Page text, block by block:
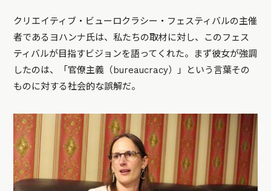
クリエイティブ・ビューロクラシー・フェスティバルの主催
者であるヨハンナ氏は、私たちの取材に対し、このフェス
ティバルが目指すビジョンを語ってくれた。まず彼女が強調
したのは、「官僚主義（bureaucracy）」という言葉その
ものに対する社会的な誤解だ。